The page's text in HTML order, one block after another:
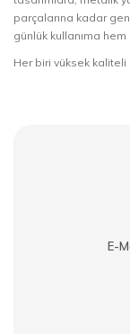
parçalarına kadar
günlük kullanıma
Her biri yüksek
E-